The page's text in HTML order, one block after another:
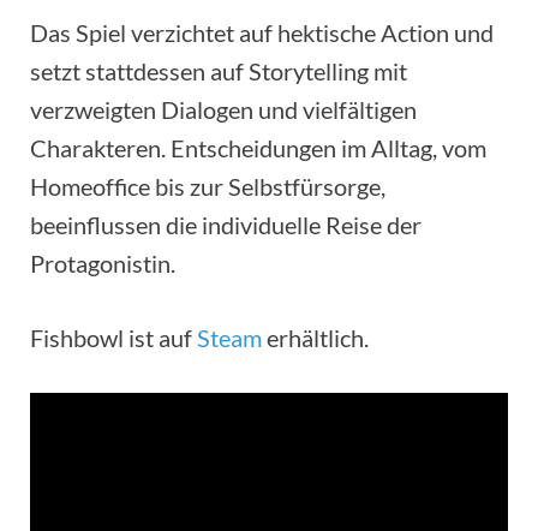
Das Spiel verzichtet auf hektische Action und
setzt stattdessen auf Storytelling mit
verzweigten Dialogen und vielfältigen
Charakteren. Entscheidungen im Alltag, vom
Homeoffice bis zur Selbstfürsorge,
beeinflussen die individuelle Reise der
Protagonistin.
Fishbowl ist aufSteamerhältlich.